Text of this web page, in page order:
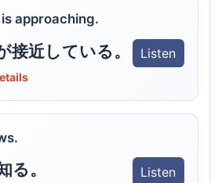
approaching.
接近している。 Listen
る。 Listen